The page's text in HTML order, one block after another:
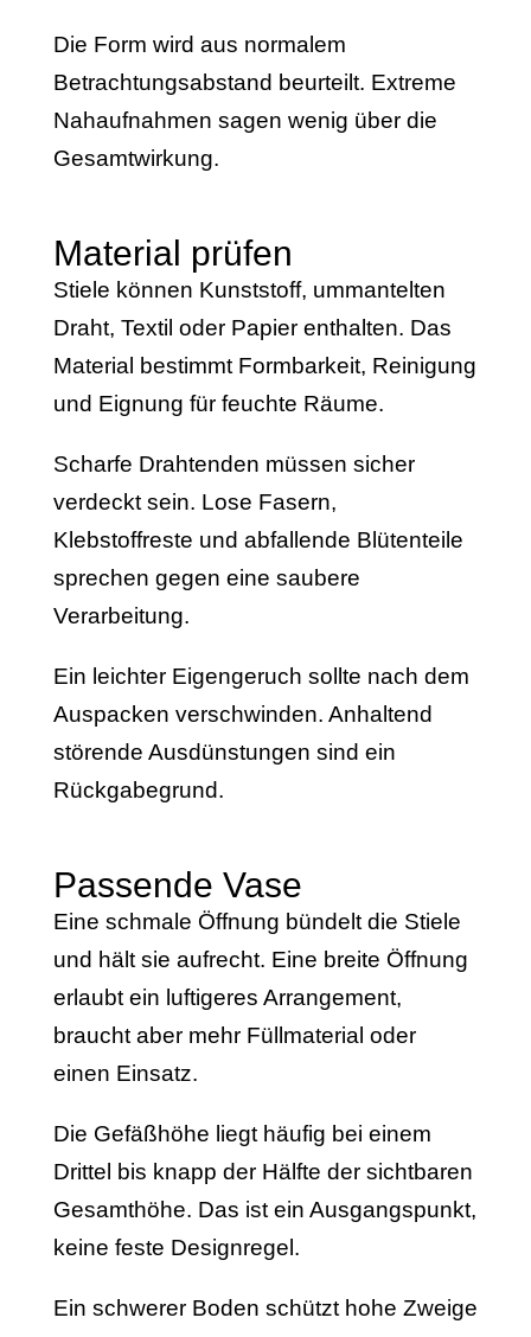
Die Form wird aus normalem
Betrachtungsabstand beurteilt. Extreme
Nahaufnahmen sagen wenig über die
Gesamtwirkung.
Material prüfen
Stiele können Kunststoff, ummantelten
Draht, Textil oder Papier enthalten. Das
Material bestimmt Formbarkeit, Reinigung
und Eignung für feuchte Räume.
Scharfe Drahtenden müssen sicher
verdeckt sein. Lose Fasern,
Klebstoffreste und abfallende Blütenteile
sprechen gegen eine saubere
Verarbeitung.
Ein leichter Eigengeruch sollte nach dem
Auspacken verschwinden. Anhaltend
störende Ausdünstungen sind ein
Rückgabegrund.
Passende Vase
Eine schmale Öffnung bündelt die Stiele
und hält sie aufrecht. Eine breite Öffnung
erlaubt ein luftigeres Arrangement,
braucht aber mehr Füllmaterial oder
einen Einsatz.
Die Gefäßhöhe liegt häufig bei einem
Drittel bis knapp der Hälfte der sichtbaren
Gesamthöhe. Das ist ein Ausgangspunkt,
keine feste Designregel.
Ein schwerer Boden schützt hohe Zweige